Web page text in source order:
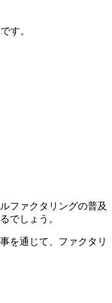
す。
ファクタリングの普及
でしょう。
を通じて、ファクタリ